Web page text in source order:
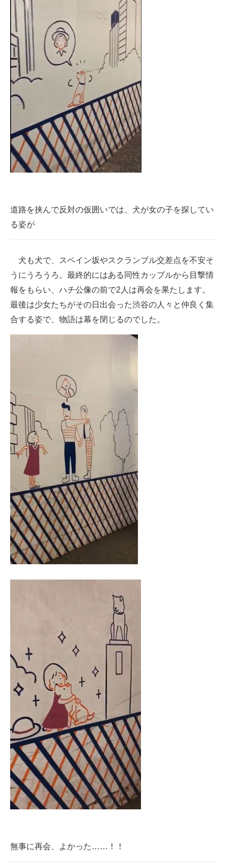
道路を挟んで反対の仮囲いでは、犬が女の子を探してい
る姿が
犬も犬で、スペイン坂やスクランブル交差点を不安そ
うにうろうろ。最終的にはある同性カップルから目撃情
報をもらい、ハチ公像の前で2人は再会を果たします。
最後は少女たちがその日出会った渋谷の人々と仲良く集
合する姿で、物語は幕を閉じるのでした。
無事に再会、よかった……！！